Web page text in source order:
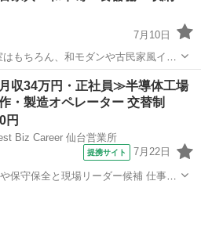
7月10日
もちろん、和モダンや古民家風イン
分かれています。 【サイズ】
行 約34.5cm ※素人採寸 【状
収納家具 箪笥
収34万円・正社員≫半導体工場
・製造オペレーター 交替制
円
Biz Career 仙台営業所
提携サイト 7月22日
保全と現場リーダー候補 仕事内